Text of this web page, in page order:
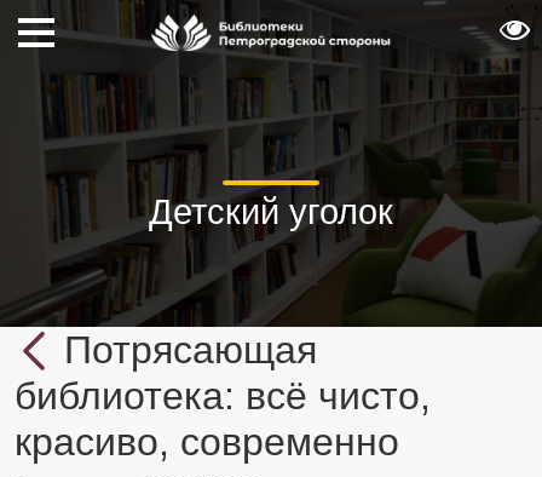
Детский уголок
Потрясающая
библиотека: всё чисто,
красиво, современно